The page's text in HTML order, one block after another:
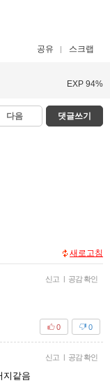
공유 스크랩
EXP 94%
다음 댓글쓰기
새로고침
신고 | 공감 확인
0
0
신고 | 공감 확인
지같음